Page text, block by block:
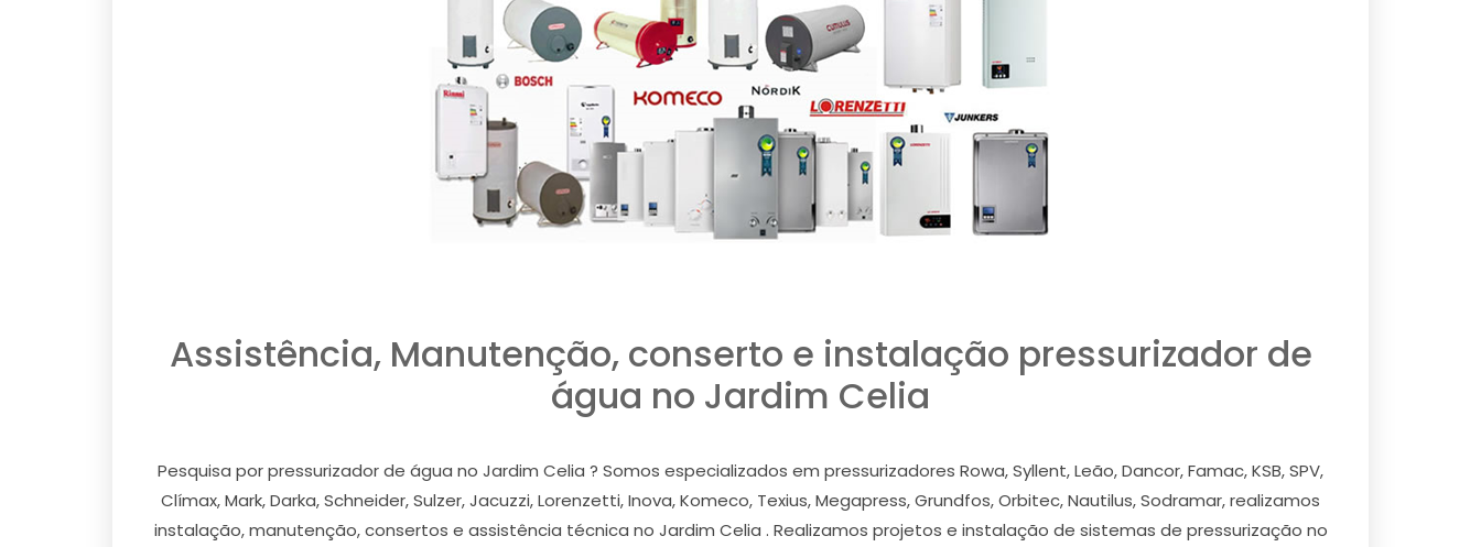
Assistência, Manutenção, conserto e instalação pressurizador de
água no Jardim Celia
Pesquisa por pressurizador de água no Jardim Celia ? Somos especializados em pressurizadores Rowa, Syllent, Leão, Dancor, Famac, KSB, SPV,
Clímax, Mark, Darka, Schneider, Sulzer, Jacuzzi, Lorenzetti, Inova, Komeco, Texius, Megapress, Grundfos, Orbitec, Nautilus, Sodramar, realizamos
instalação, manutenção, consertos e assistência técnica no Jardim Celia . Realizamos projetos e instalação de sistemas de pressurização no